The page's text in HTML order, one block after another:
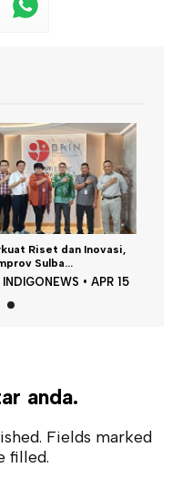
Kakanwil Kemenkum Sulbar
Perkuat Kapasit...
BYINDIGONEWS •
anda.
Fields marked
filled.